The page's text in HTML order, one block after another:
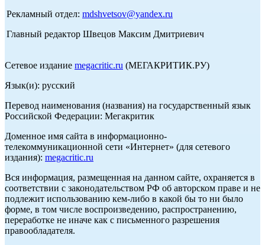
Рекламный отдел: mdshvetsov@yandex.ru
Главный редактор Швецов Максим Дмитриевич
Сетевое издание megacritic.ru (МЕГАКРИТИК.РУ)
Язык(и): русский
Перевод наименования (названия) на государственный язык
Российской Федерации: Мегакритик
Доменное имя сайта в информационно-
телекоммуникационной сети «Интернет» (для сетевого
издания): megacritic.ru
Вся информация, размещенная на данном сайте, охраняется в
соответствии с законодательством РФ об авторском праве и не
подлежит использованию кем-либо в какой бы то ни было
форме, в том числе воспроизведению, распространению,
переработке не иначе как с письменного разрешения
правообладателя.